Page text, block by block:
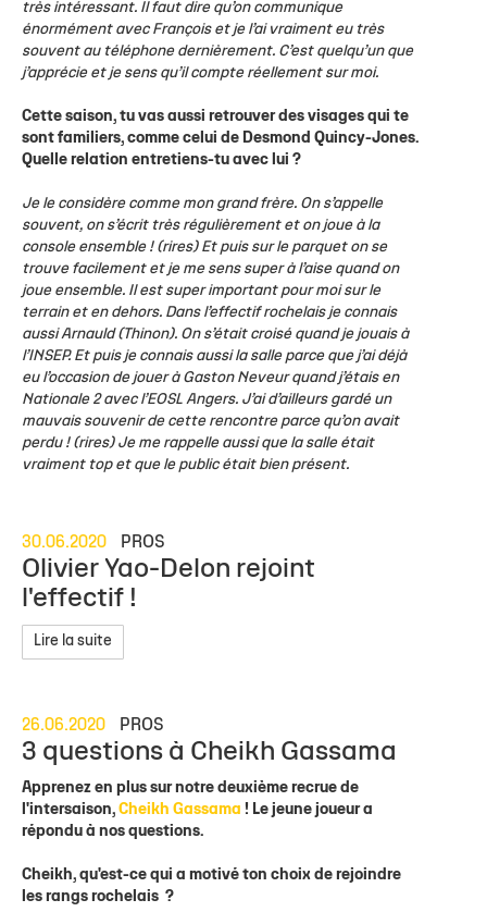
très intéressant. Il faut dire qu’on communique
énormément avec François et je l’ai vraiment eu très
souvent au téléphone dernièrement. C’est quelqu’un que
j’apprécie et je sens qu’il compte réellement sur moi.
Cette saison, tu vas aussi retrouver des visages qui te
sont familiers, comme celui de Desmond Quincy-Jones.
Quelle relation entretiens-tu avec lui ?
Je le considère comme mon grand frère. On s’appelle
souvent, on s’écrit très régulièrement et on joue à la
console ensemble ! (rires) Et puis sur le parquet on se
trouve facilement et je me sens super à l’aise quand on
joue ensemble. Il est super important pour moi sur le
terrain et en dehors. Dans l’effectif rochelais je connais
aussi Arnauld (Thinon). On s’était croisé quand je jouais à
l’INSEP. Et puis je connais aussi la salle parce que j’ai déjà
eu l’occasion de jouer à Gaston Neveur quand j’étais en
Nationale 2 avec l’EOSL Angers. J’ai d’ailleurs gardé un
mauvais souvenir de cette rencontre parce qu’on avait
perdu ! (rires) Je me rappelle aussi que la salle était
vraiment top et que le public était bien présent.
30.06.2020 PROS
Olivier Yao-Delon rejoint
l'effectif !
Lire la suite
26.06.2020 PROS
3 questions à Cheikh Gassama
Apprenez en plus sur notre deuxième recrue de
l'intersaison, Cheikh Gassama ! Le jeune joueur a
répondu à nos questions.
Cheikh, qu'est-ce qui a motivé ton choix de rejoindre
les rangs rochelais ?